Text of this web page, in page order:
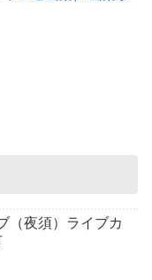
（夜須）ライブカ